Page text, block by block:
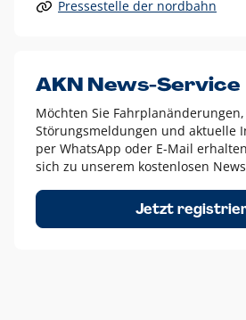
Alle anderen Logo-Varianten dürfen
Diese Ausnahmen sind zum Beispiel:
dem AKN Blau,
weißes Logo auf
schwarzes Logo für reine
Um das Logo herum muss ein
Höhe bzw. Breite des N aus AKN in
Pressestelle der nordbahn
AKN News-Service
Möchten Sie Fahrplanänderungen,
Störungsmeldungen und aktuelle
per WhatsApp oder E-Mail
sich zu unserem kostenlosen
Jetzt